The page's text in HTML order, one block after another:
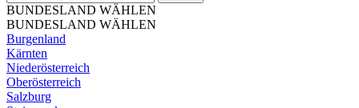
BUNDESLAND WÄHLEN
BUNDESLAND WÄHLEN
Burgenland
Kärnten
Niederösterreich
Oberösterreich
Salzburg